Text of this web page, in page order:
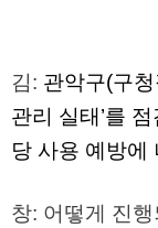
김: 관악구(구
관리 실태’를
당 사용 예방에
창: 어떻게 진